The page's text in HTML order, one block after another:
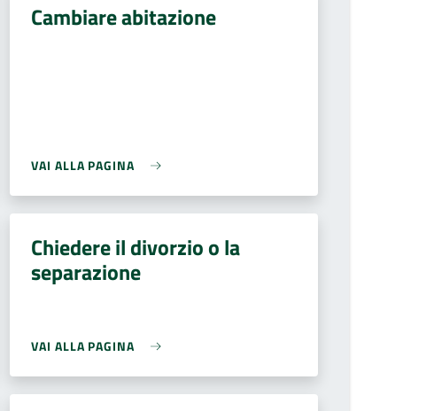
Cambiare abitazione
VAI ALLA PAGINA
Chiedere il divorzio o la
separazione
VAI ALLA PAGINA